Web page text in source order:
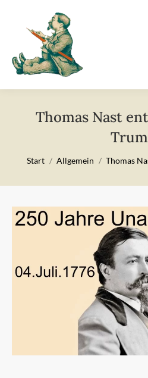
Thomas Nast
Sie befinden sich hier:
Start Allgemein Thomas